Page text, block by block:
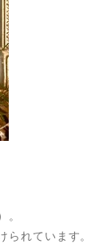
れています。